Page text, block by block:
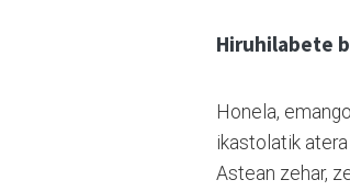
Hiruhilabete
Honela,
ikastolatik
Astean zehar,